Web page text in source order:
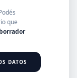
que
borrador
DATOS